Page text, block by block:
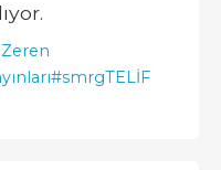
#smrgTELİF